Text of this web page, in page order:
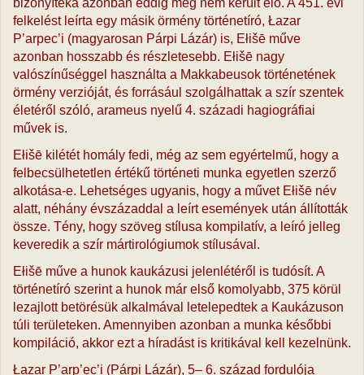
bizonyítéka azonban eddig még nem került elő. A 451. évi
felkelést leírta egy másik örmény történetíró, Łazar
P’arpec’i (magyarosan Párpi Lázár) is, Ełišē műve
azonban hosszabb és részletesebb. Ełišē nagy
valószínűséggel használta a Makkabeusok történetének
örmény verzióját, és forrásául szolgálhattak a szír szentek
életéről szóló, arameus nyelű 4. századi hagiográfiai
művek is.
Ełišē kilétét homály fedi, még az sem egyértelmű, hogy a
felbecsülhetetlen értékű történeti munka egyetlen szerző
alkotása-e. Lehetséges ugyanis, hogy a művet Ełišē név
alatt, néhány évszázaddal a leírt események után állították
össze. Tény, hogy szöveg stílusa kompilatív, a leíró jelleg
keveredik a szír mártirológiumok stílusával.
Ełišē műve a hunok kaukázusi jelenlétéről is tudósít. A
történetíró szerint a hunok már első komolyabb, 375 körül
lezajlott betörésük alkalmával letelepedtek a Kaukázuson
túli területeken. Amennyiben azonban a munka későbbi
kompiláció, akkor ezt a híradást is kritikával kell kezelnünk.
Łazar P’arp’ec’i (Párpi Lázár), 5– 6. század fordulója